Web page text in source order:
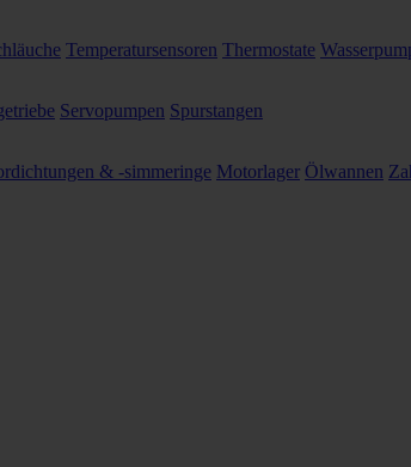
Temperatursensoren Thermostate
Servopumpen Spurstangen
& -simmeringe Motorlager Ölwannen